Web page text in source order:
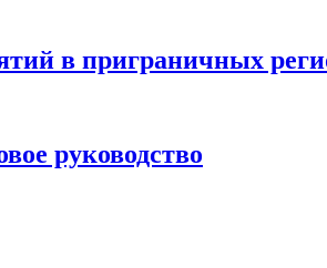
в приграничных
руководство